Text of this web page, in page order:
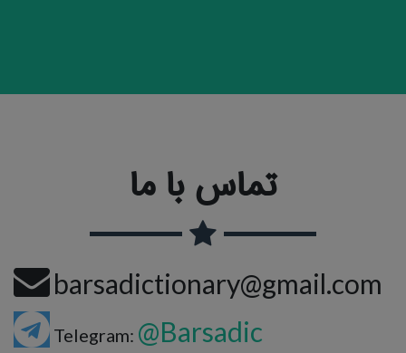
تماس با ما
barsadictionary@gmail.com
Telegram: @Barsadic